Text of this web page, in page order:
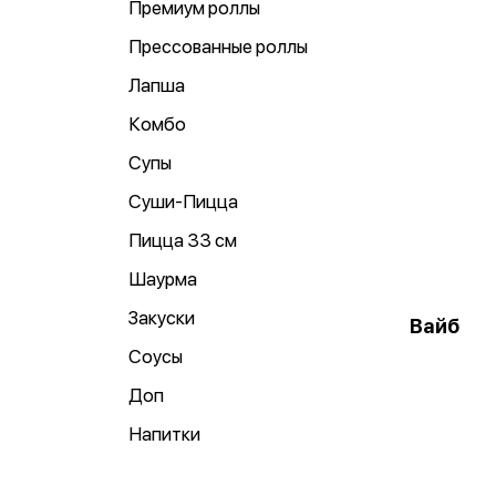
Премиум роллы
Прессованные роллы
Лапша
Комбо
Супы
Суши-Пицца
Пицца 33 см
Шаурма
Закуски
Соусы
Доп
Напитки
Вайб